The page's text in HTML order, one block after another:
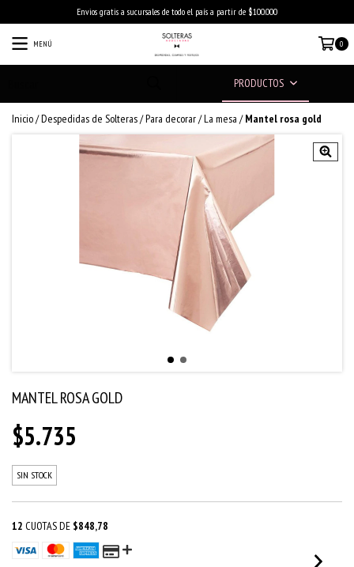
Envios gratis a sucursales de todo el país a partir de $100.000
MENÚ 0
PRODUCTOS
Inicio/Despedidas de Solteras/Para decorar/La mesa / Mantel rosa gold
MANTEL ROSA GOLD
$5.735
SIN STOCK
12 CUOTAS DE $848,78